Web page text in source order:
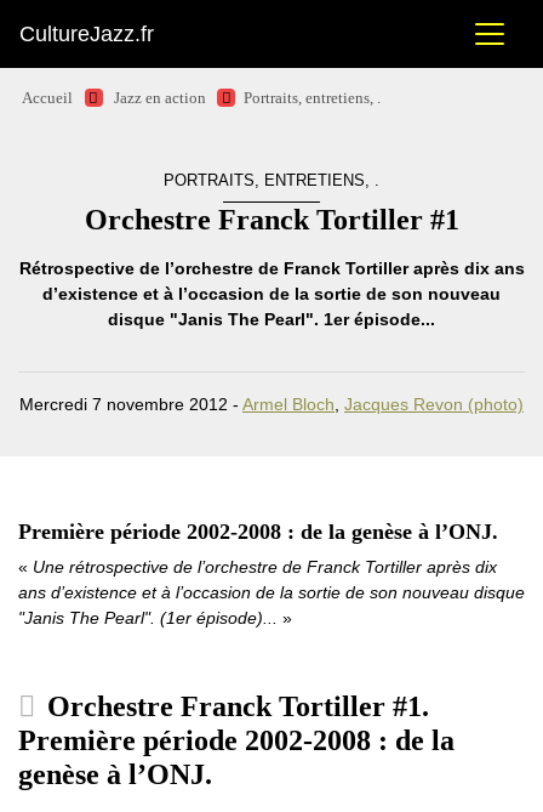
CultureJazz.fr
Accueil Jazz en action Portraits, entretiens, .
PORTRAITS, ENTRETIENS, .
Orchestre Franck Tortiller #1
Rétrospective de l’orchestre de Franck Tortiller après dix ans
d’existence et à l’occasion de la sortie de son nouveau
disque "Janis The Pearl". 1er épisode...
Mercredi 7 novembre 2012 - Armel Bloch Jacques Revon (photo)
Première période 2002-2008 : de la genèse à l’ONJ.
Une rétrospective de l’orchestre de Franck Tortiller après dix
ans d’existence et à l’occasion de la sortie de son nouveau disque
"Janis The Pearl". (1er épisode)...
Orchestre Franck Tortiller #1.
Première période 2002-2008 : de la
genèse à l’ONJ.